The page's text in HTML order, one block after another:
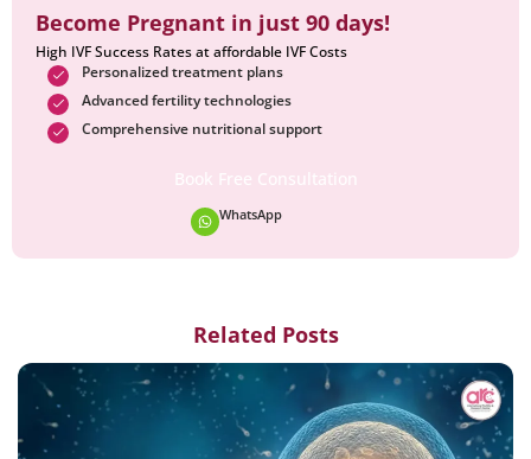
Become Pregnant in just 90 days!
High IVF Success Rates at affordable IVF Costs
Personalized treatment plans
Advanced fertility technologies
Comprehensive nutritional support
Book Free Consultation
WhatsApp
Related Posts